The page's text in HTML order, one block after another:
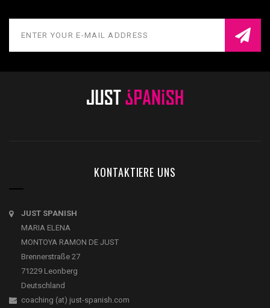
KONTAKTIERE UNS
JUST SPANISH
MARIA ELENA
MONTOYA RAMON DE JUST
Brennerstraße 27
71229 Leonberg
Deutschland
coaching (at) just-spanish.com